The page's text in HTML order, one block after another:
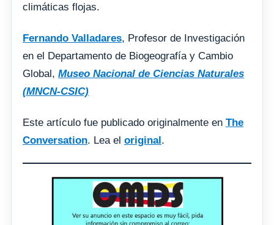
climáticas flojas.
Fernando Valladares, Profesor de Investigación
en el Departamento de Biogeografía y Cambio
Global, Museo Nacional de Ciencias Naturales
(MNCN-CSIC)
Este artículo fue publicado originalmente en The
Conversation. Lea el original .